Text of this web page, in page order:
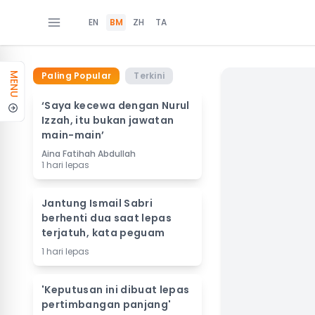
EN BM ZH TA
MENU Paling Popular Terkini
‘Saya kecewa dengan Nurul
Izzah, itu bukan jawatan
main-main’
Aina Fatihah Abdullah
1 hari lepas
Jantung Ismail Sabri
berhenti dua saat lepas
terjatuh, kata peguam
1 hari lepas
'Keputusan ini dibuat lepas
pertimbangan panjang'